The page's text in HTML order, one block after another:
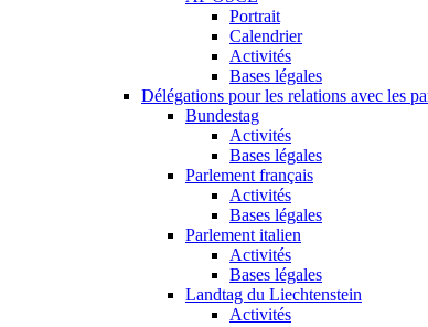
Portrait
Calendrier
Activités
Bases légales
Délégations pour les relations avec les
Bundestag
Activités
Bases légales
Parlement français
Activités
Bases légales
Parlement italien
Activités
Bases légales
Landtag du Liechtenstein
Activités